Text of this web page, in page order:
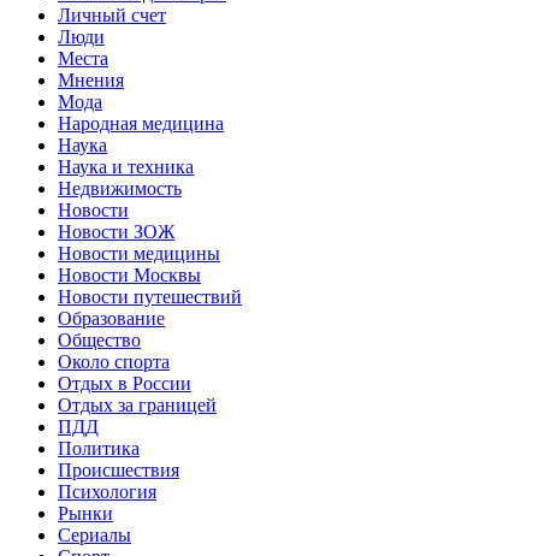
Личный счет
Люди
Места
Мнения
Мода
Народная медицина
Наука
Наука и техника
Недвижимость
Новости
Новости ЗОЖ
Новости медицины
Новости Москвы
Новости путешествий
Образование
Общество
Около спорта
Отдых в России
Отдых за границей
ПДД
Политика
Происшествия
Психология
Рынки
Сериалы